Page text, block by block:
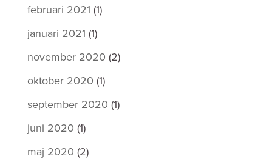
februari 2021 (1)
januari 2021 (1)
november 2020 (2)
oktober 2020 (1)
september 2020 (1)
juni 2020 (1)
maj 2020 (2)